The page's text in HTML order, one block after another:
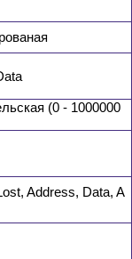
(0 - 1000000
Address, Data, A